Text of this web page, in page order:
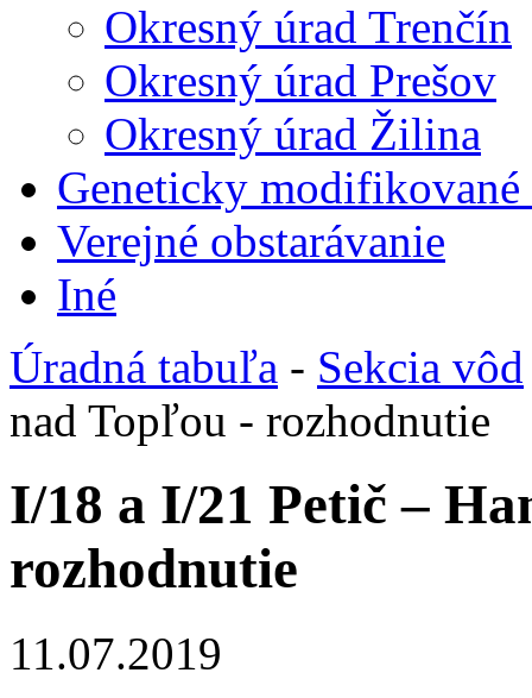
Okresný úrad Trenčín
Okresný úrad Prešov
Okresný úrad Žilina
Geneticky
Verejné obstarávanie
Iné
Úradná tabuľa - Sekcia vôd
nad Topľou - rozhodnutie
I/18 a I/21 Petič –
rozhodnutie
11.07.2019